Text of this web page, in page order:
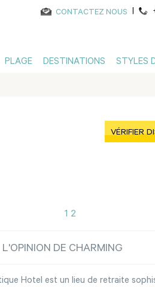
CONTACTEZ NOUS |
PLAGE DESTINATIONS STYLES
VÉRIFIER
1 2
L'OPINION DE CHARMING
Hotel est un lieu de retraite